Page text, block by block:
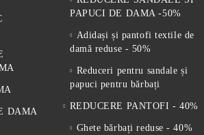
DAMA
PAPUCI DE DAMA -50%
Adidași și pantofi textile de
damă reduse - 50%
Reduceri pentru sandale și
papuci pentru bărbați
REDUCERE PANTOFI - 40%
Ghete bărbați reduse - 40%